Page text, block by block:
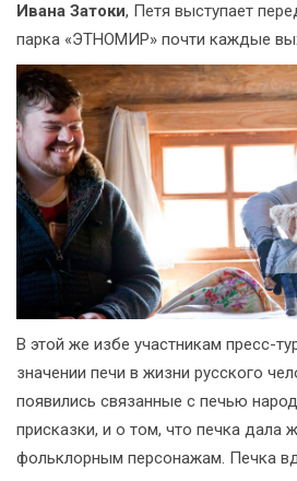
Ивана Затоки, Петя выступает
парка «ЭТНОМИР» почти каждые
В этой же избе участникам пресс-
значении печи в жизни русского
появились связанные с печью
присказки, и о том, что печка дала
фольклорным персонажам. Печка